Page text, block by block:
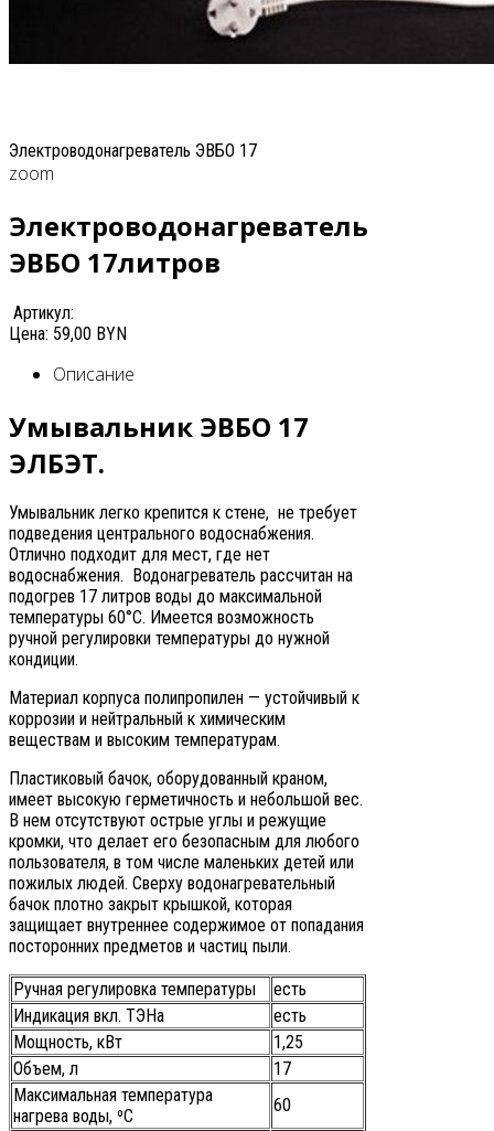
Электроводонагреватель ЭВБО 17
zoom
Электроводонагреватель
ЭВБО 17литров
Артикул:
Цена: 59,00 BYN
Описание
Умывальник ЭВБО 17
ЭЛБЭТ.
Умывальник легко крепится к стене, не требует
подведения центрального водоснабжения.
Отлично подходит для мест, где нет
водоснабжения. Водонагреватель рассчитан на
подогрев 17 литров воды до максимальной
температуры 60°С. Имеется возможность
ручной регулировки температуры до нужной
кондиции.
Материал корпуса полипропилен — устойчивый к
коррозии и нейтральный к химическим
веществам и высоким температурам.
Пластиковый бачок, оборудованный краном,
имеет высокую герметичность и небольшой вес.
В нем отсутствуют острые углы и режущие
кромки, что делает его безопасным для любого
пользователя, в том числе маленьких детей или
пожилых людей. Сверху водонагревательный
бачок плотно закрыт крышкой, которая
защищает внутреннее содержимое от попадания
посторонних предметов и частиц пыли.
Ручная регулировка температуры
есть
Индикация вкл. ТЭНа
есть
Мощность, кВт
1,25
Объем, л
17
Максимальная температура
нагрева воды, ºС
60